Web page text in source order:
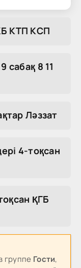
KTП KCП
сабақ 8 11
Ләззат
4-тоқсан
ҚГБ
группе Гости,